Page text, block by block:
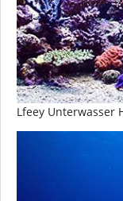
Lfeey Unterwasser